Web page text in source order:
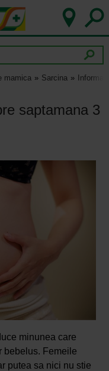
mamica Sarcina
saptamana 3
minunea care
bebelus. Femeile
putea sa nici nu stie